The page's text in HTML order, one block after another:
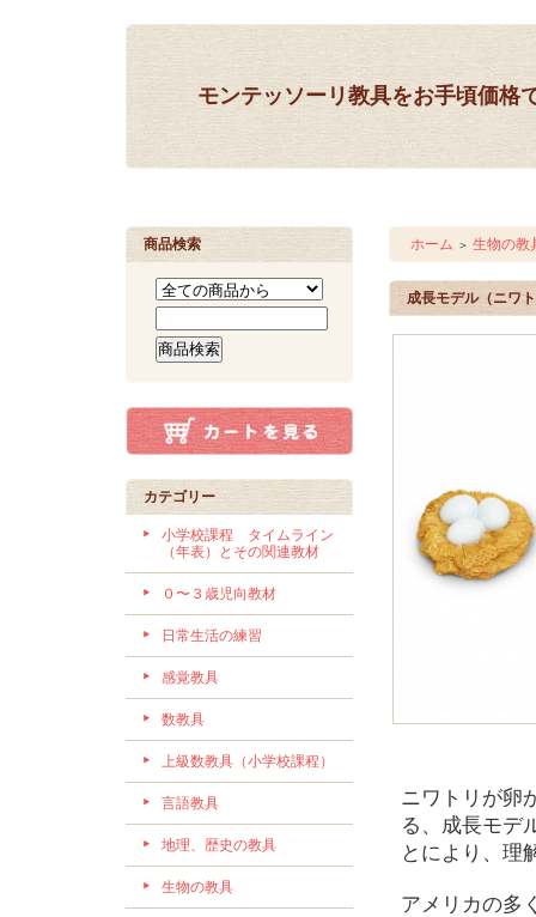
モンテッソーリ教具をお手頃価格
商品検索
カテゴリー
小学校課程 タイムライン
（年表）とその関連教材
０〜３歳児向教材
日常生活の練習
感覚教具
数教具
上級数教具（小学校課程）
言語教具
地理、歴史の教具
生物の教具
ホーム ＞ 生物の教
成長モデル（ニワ
ニワトリが卵
る、成長モデ
とにより、理
アメリカの多